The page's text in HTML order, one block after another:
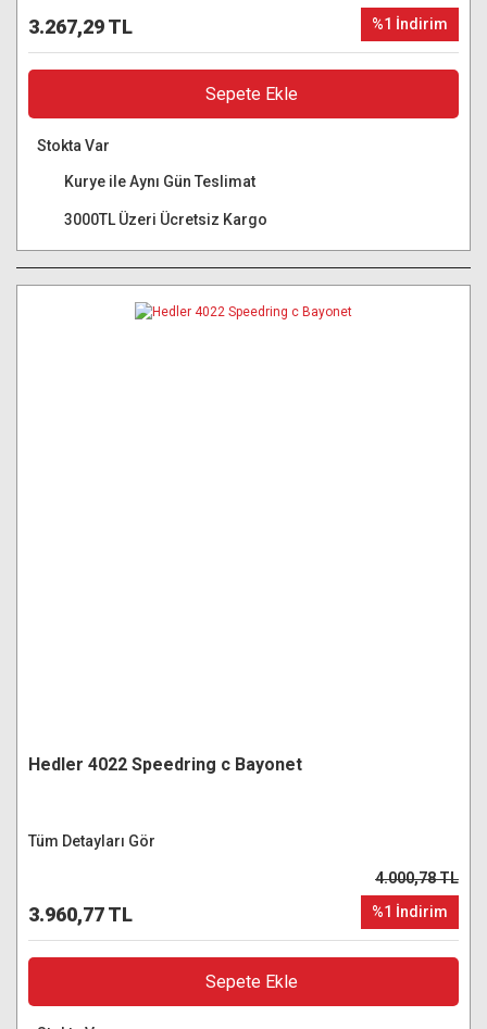
3.267,29 TL
%1 İndirim
Sepete Ekle
Stokta Var
Kurye ile Aynı Gün Teslimat
3000TL Üzeri Ücretsiz Kargo
Hedler 4022 Speedring c Bayonet
Tüm Detayları Gör
3.960,77 TL
4.000,78 TL
%1 İndirim
Sepete Ekle